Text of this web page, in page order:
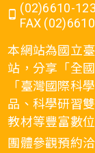
(02)6610-
FAX
本網站為國立
站，分享「全
「臺灣國際科
品、科學研習
教材等豐富數
團體參觀預約